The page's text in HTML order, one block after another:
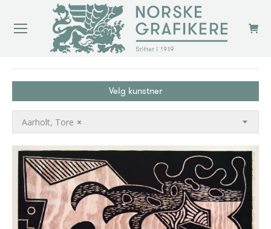
Velg kunstner
×
Aarholt, Tore